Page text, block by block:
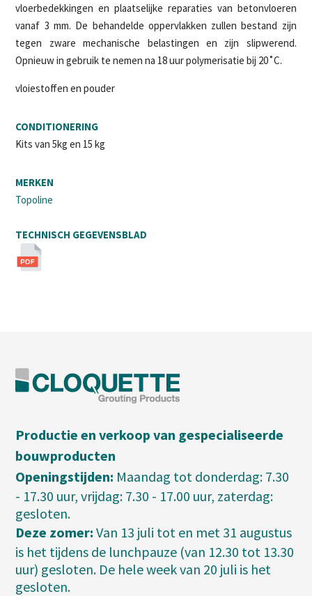
vloerbedekkingen en plaatselijke reparaties van betonvloeren
vanaf 3 mm. De behandelde oppervlakken zullen bestand zijn
tegen zware mechanische belastingen en zijn slipwerend.
Opnieuw in gebruik te nemen na 18 uur polymerisatie bij 20˚C.
vloiestoffen en pouder
CONDITIONERING
Kits van 5kg en 15 kg
MERKEN
Topoline
TECHNISCH GEGEVENSBLAD
Productie en verkoop van gespecialiseerde
bouwproducten
Openingstijden: Maandag tot donderdag: 7.30
- 17.30 uur, vrijdag: 7.30 - 17.00 uur, zaterdag:
gesloten.
Deze zomer: Van 13 juli tot en met 31 augustus
is het tijdens de lunchpauze (van 12.30 tot 13.30
uur) gesloten. De hele week van 20 juli is het
gesloten.